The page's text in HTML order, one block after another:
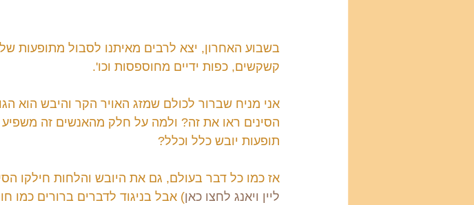
בשבוע האחרון, יצא לרבים מאיתנו לסבול מתופעות
קשקשים, כפות ידיים מחוספסות וכו'.
אני מניח שברור לכולם שמזג האויר הקר והיבש הוא
הסינים ראו את זה? ולמה על חלק מהאנשים זה
תופעות יובש כלל וכלל?
אז כמו כל דבר בעולם, גם את היובש והלחות חילקו
ליין ויאנג לחצו כאן) אבל בניגוד לדברים ברורים כמו